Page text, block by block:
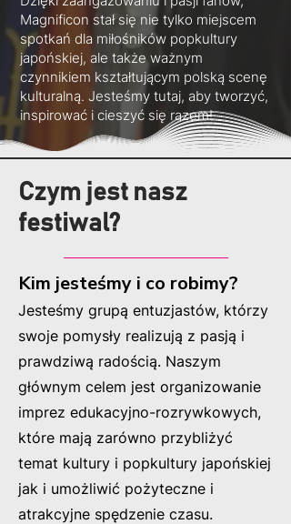
Magnificon stał się nie tylko miejscem
spotkań dla miłośników popkultury
japońskiej, ale także ważnym
czynnikiem kształtującym polską scenę
kulturalną. Jesteśmy tutaj, aby tworzyć,
inspirować i cieszyć się razem!
Czym jest nasz
festiwal?
Kim jesteśmy i co robimy?
Jesteśmy grupą entuzjastów, którzy
swoje pomysły realizują z pasją i
prawdziwą radością. Naszym
głównym celem jest organizowanie
imprez edukacyjno-rozrywkowych,
które mają zarówno przybliżyć
temat kultury i popkultury japońskiej
jak i umożliwić pożyteczne i
atrakcyjne spędzenie czasu.